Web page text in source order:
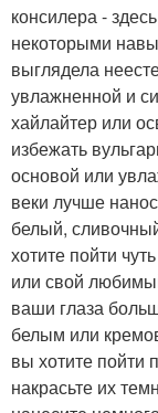
консилера -
некоторыми
выглядела
увлажненной и
хайлайтер или
избежать
основой или
веки лучше
белый,
хотите пойти
или свой
ваши глаза
белым или
вы хотите пойти
накрасьте их